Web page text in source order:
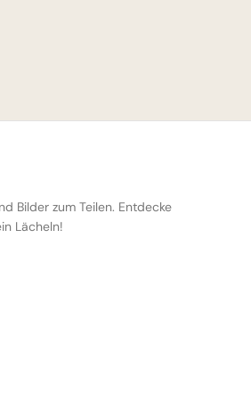
Bilder zum Teilen. Entdecke
Lächeln!